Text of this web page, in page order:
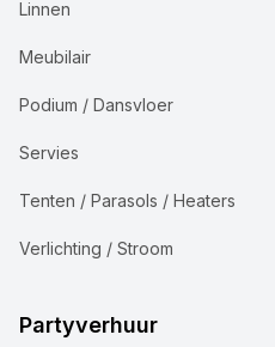
Linnen
Meubilair
Podium / Dansvloer
Servies
Tenten / Parasols / Heaters
Verlichting / Stroom
Partyverhuur